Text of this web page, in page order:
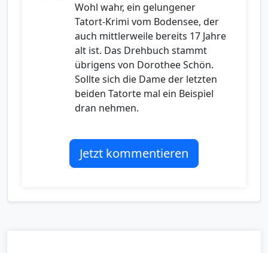
Wohl wahr, ein gelungener
Tatort-Krimi vom Bodensee, der
auch mittlerweile bereits 17 Jahre
alt ist. Das Drehbuch stammt
übrigens von Dorothee Schön.
Sollte sich die Dame der letzten
beiden Tatorte mal ein Beispiel
dran nehmen.
Jetzt kommentieren